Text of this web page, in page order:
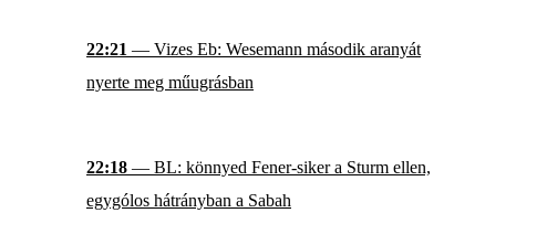
22:21 — Vizes Eb: Wesemann második aranyát
nyerte meg műugrásban
22:18 — BL: könnyed Fener-siker a Sturm ellen,
egygólos hátrányban a Sabah